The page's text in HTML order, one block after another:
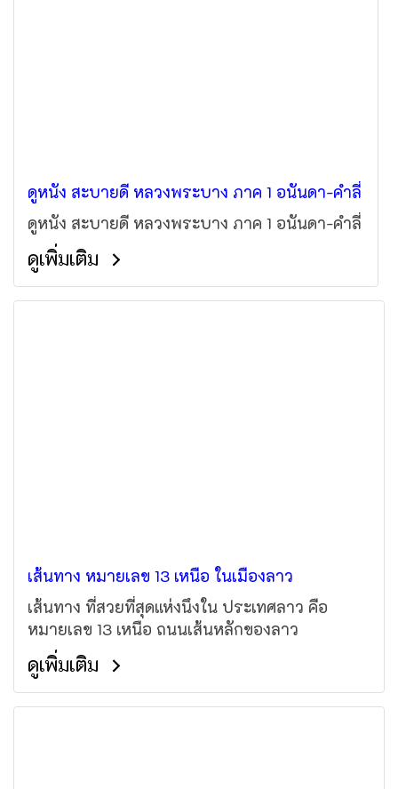
ดูหนัง สะบายดี หลวงพระบาง ภาค 1 อนันดา-คำลี่
ดูหนัง สะบายดี หลวงพระบาง ภาค 1 อนันดา-คำลี่
ดูเพิ่มเติม
เส้นทาง หมายเลข 13 เหนือ ในเมืองลาว
เส้นทาง ที่สวยที่สุดแห่งนึงใน ประเทศลาว คือ
หมายเลข 13 เหนือ ถนนเส้นหลักของลาว
ดูเพิ่มเติม